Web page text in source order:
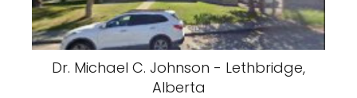
Dr. Michael C. Johnson - Lethbridge,
Alberta